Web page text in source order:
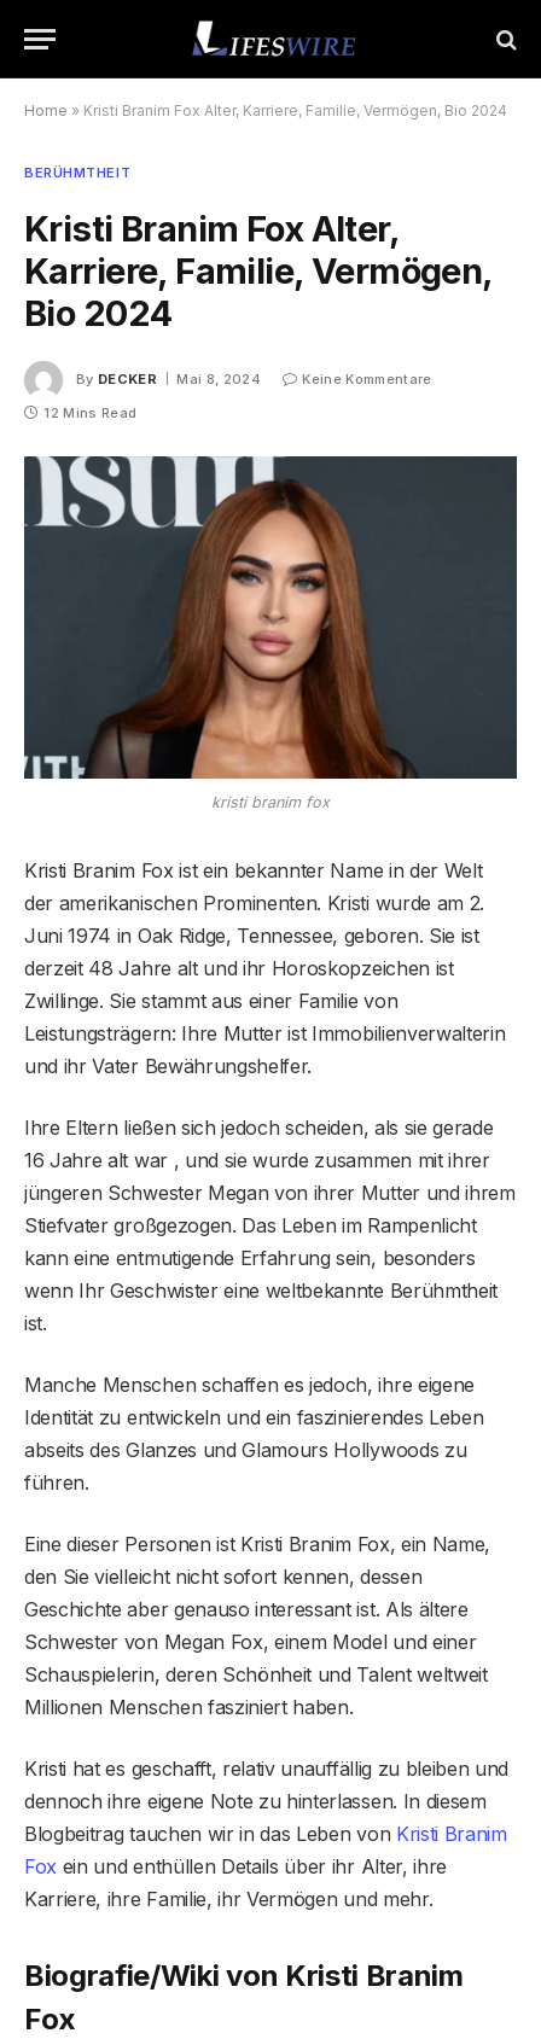
Home » Kristi Branim Fox Alter, Karriere, Familie, Vermögen, Bio 2024
BERÜHMTHEIT
Kristi Branim Fox Alter,
Karriere, Familie, Vermögen,
Bio 2024
By DECKER Mai 8, 2024
Keine Kommentare
12 Mins Read
kristi branim fox
Kristi Branim Fox ist ein bekannter Name in der Welt
der amerikanischen Prominenten. Kristi wurde am 2.
Juni 1974 in Oak Ridge, Tennessee, geboren. Sie ist
derzeit 48 Jahre alt und ihr Horoskopzeichen ist
Zwillinge. Sie stammt aus einer Familie von
Leistungsträgern: Ihre Mutter ist Immobilienverwalterin
und ihr Vater Bewährungshelfer.
Ihre Eltern ließen sich jedoch scheiden, als sie gerade
16 Jahre alt war , und sie wurde zusammen mit ihrer
jüngeren Schwester Megan von ihrer Mutter und ihrem
Stiefvater großgezogen. Das Leben im Rampenlicht
kann eine entmutigende Erfahrung sein, besonders
wenn Ihr Geschwister eine weltbekannte Berühmtheit
ist.
Manche Menschen schaffen es jedoch, ihre eigene
Identität zu entwickeln und ein faszinierendes Leben
abseits des Glanzes und Glamours Hollywoods zu
führen.
Eine dieser Personen ist Kristi Branim Fox, ein Name,
den Sie vielleicht nicht sofort kennen, dessen
Geschichte aber genauso interessant ist. Als ältere
Schwester von Megan Fox, einem Model und einer
Schauspielerin, deren Schönheit und Talent weltweit
Millionen Menschen fasziniert haben.
Kristi hat es geschafft, relativ unauffällig zu bleiben und
dennoch ihre eigene Note zu hinterlassen. In diesem
Blogbeitrag tauchen wir in das Leben von Kristi Branim
Fox ein und enthüllen Details über ihr Alter, ihre
Karriere, ihre Familie, ihr Vermögen und mehr.
Biografie/Wiki von Kristi Branim
Fox